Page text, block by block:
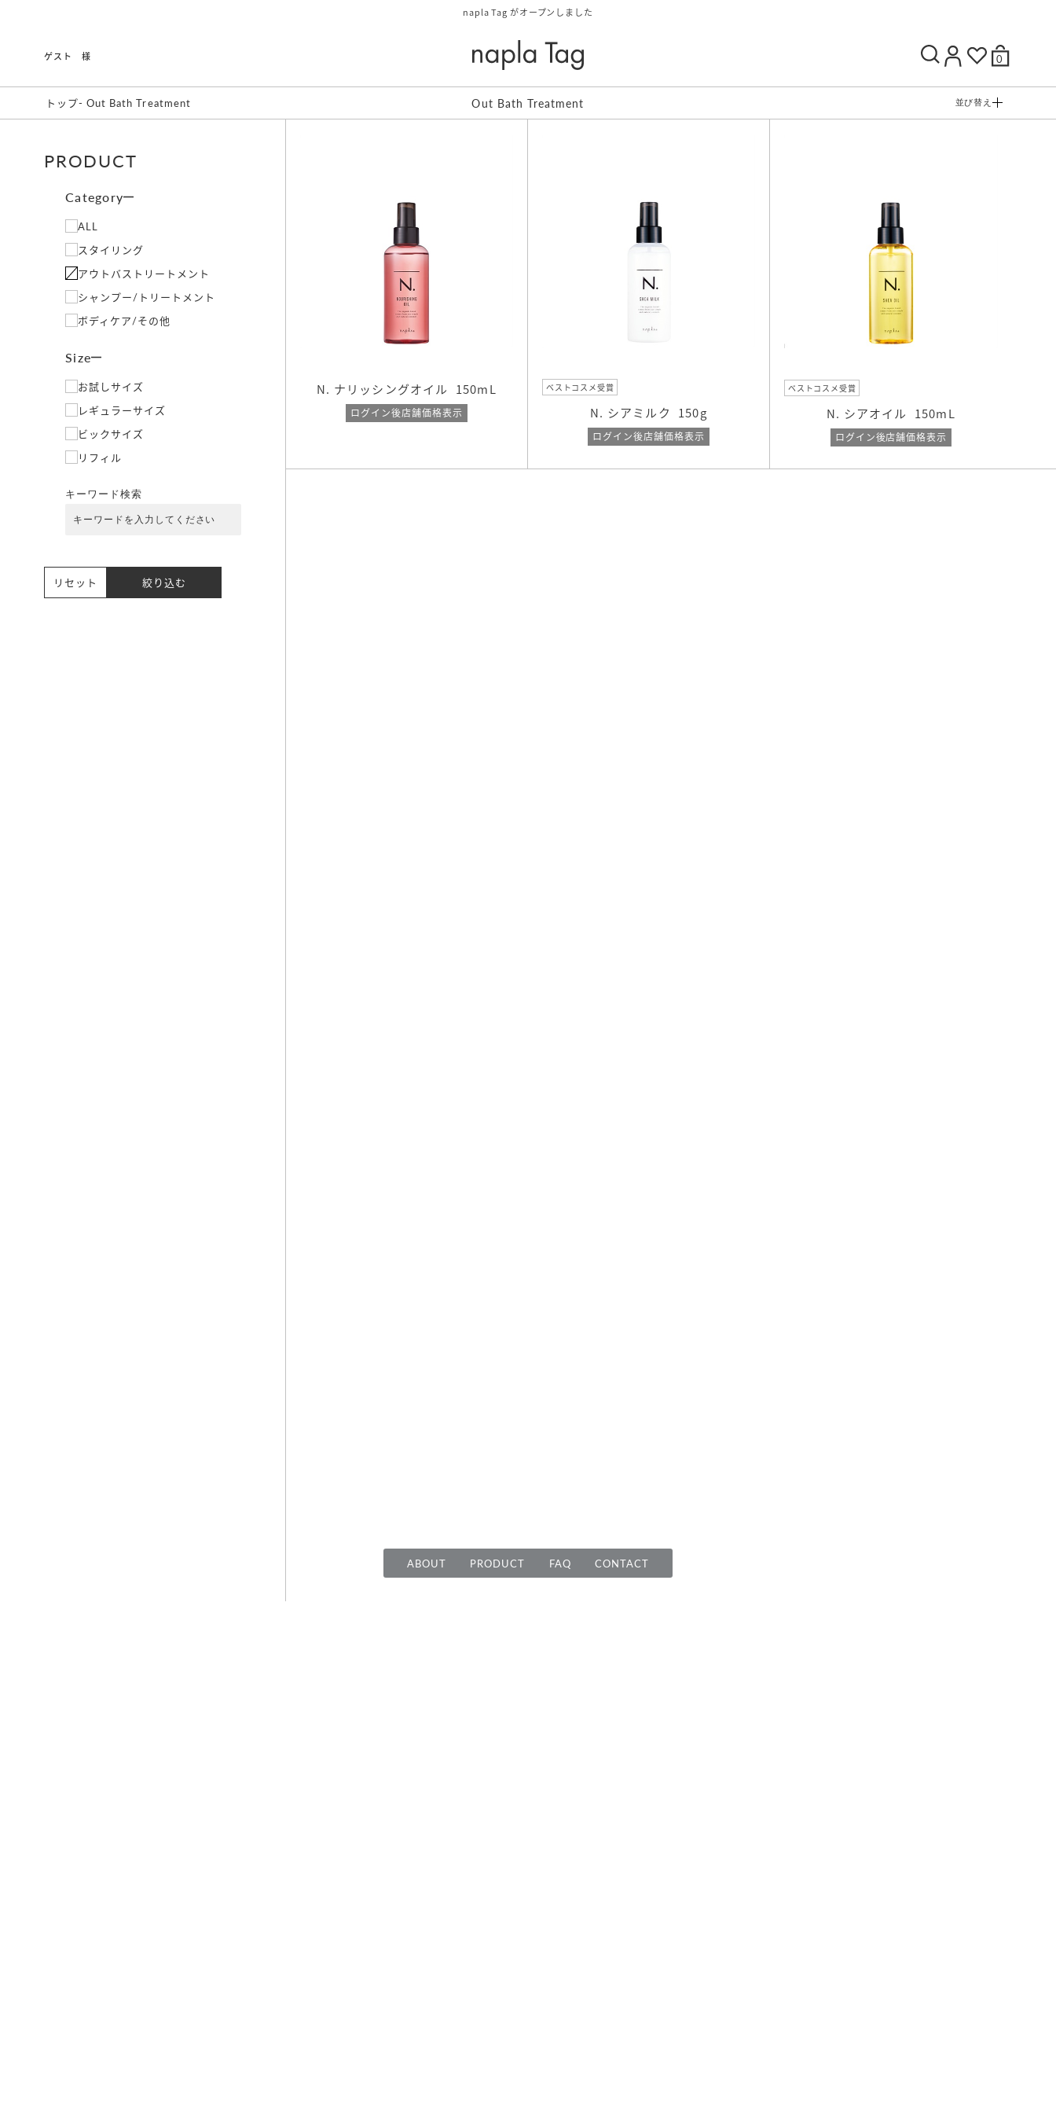
napla Tag がオープンしました
ゲスト 様 0
ABOUT PRODUCT FAQ CONTACT
トップ- Out Bath Treatment Out Bath Treatment 並び替え
PRODUCT
Category
ALL
スタイリング
アウトバストリートメント
シャンプー/トリートメント
ボディケア/その他
Size
お試しサイズ
レギュラーサイズ
ビックサイズ
リフィル
キーワード検索
リセット 絞り込む
N. ナリッシングオイル 150mL
ログイン後店舗価格表示
ベストコスメ受賞
N. シアミルク 150g
ログイン後店舗価格表示
ベストコスメ受賞
N. シアオイル 150mL
ログイン後店舗価格表示